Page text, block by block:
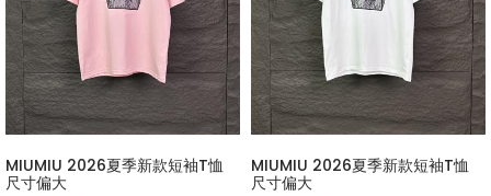
MIUMIU 2026夏季新款短袖T恤
尺寸偏大
MIUMIU 2026夏季新款短袖T恤
尺寸偏大